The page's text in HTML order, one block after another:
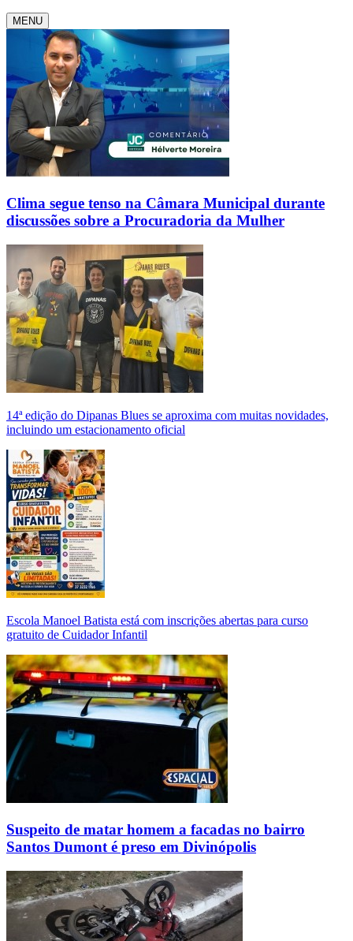
MENU
Clima segue tenso na Câmara Municipal durante
discussões sobre a Procuradoria da Mulher
14ª edição do Dipanas Blues se aproxima com muitas novidades,
incluindo um estacionamento oficial
Escola Manoel Batista está com inscrições abertas para curso
gratuito de Cuidador Infantil
Suspeito de matar homem a facadas no bairro
Santos Dumont é preso em Divinópolis